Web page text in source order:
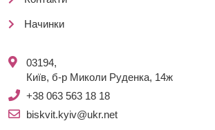
Начинки
03194,
Київ, б-р Миколи Руденка, 14ж
+38 063 563 18 18
biskvit.kyiv@ukr.net